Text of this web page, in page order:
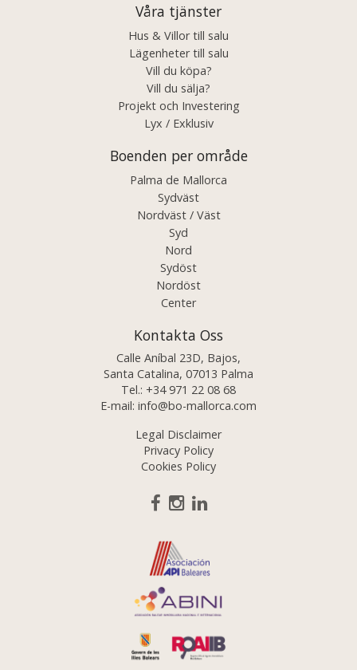
Våra tjänster
Hus & Villor till salu
Lägenheter till salu
Vill du köpa?
Vill du sälja?
Projekt och Investering
Lyx / Exklusiv
Boenden per område
Palma de Mallorca
Sydväst
Nordväst / Väst
Syd
Nord
Sydöst
Nordöst
Center
Kontakta Oss
Calle Aníbal 23D, Bajos,
Santa Catalina, 07013 Palma
Tel.: +34 971 22 08 68
E-mail: info@bo-mallorca.com
Legal Disclaimer
Privacy Policy
Cookies Policy